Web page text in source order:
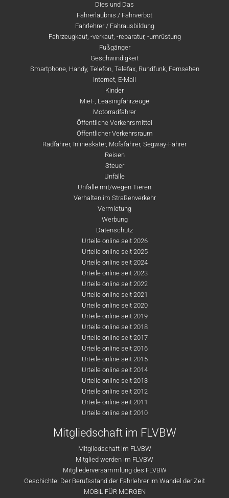
Dies und Das
Fahrerlaubnis / Fahrverbot
Fahrlehrer / Fahrausbildung
Fahrzeugkauf, -verkauf, -reparatur, -umrüstung
Fußgänger
Geschwindigkeit
Smartphone, Handy, Telefon, Telefax, Rundfunk, Fernsehen
Internet, E-Mail
Kinder
Miet-, Leasingfahrzeuge
Motorradfahrer
Öffentliche Verkehrsmittel
Öffentlicher Verkehrsraum
Radfahrer, Inlineskater, Mofafahrer, Segway-Fahrer
Reisen
Steuer
Unfälle
Unfälle mit/wegen Tieren
Verhalten im Straßenverkehr
Vermietung
Werbung
Datenschutz
Urteile online seit 2026
Urteile online seit 2025
Urteile online seit 2024
Urteile online seit 2023
Urteile online seit 2022
Urteile online seit 2021
Urteile online seit 2020
Urteile online seit 2019
Urteile online seit 2018
Urteile online seit 2017
Urteile online seit 2016
Urteile online seit 2015
Urteile online seit 2014
Urteile online seit 2013
Urteile online seit 2012
Urteile online seit 2011
Urteile online seit 2010
Mitgliedschaft im FLVBW
Mitgliedschaft im FLVBW
Mitglied werden im FLVBW
Mitgliederversammlung des FLVBW
Geschichte: Der Berufsstand der Fahrlehrer im Wandel der Zeit
MOBIL FÜR MORGEN